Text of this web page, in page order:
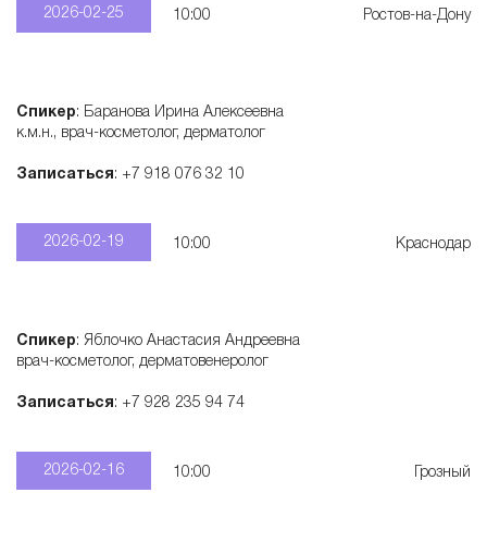
2026-02-25 10:00 Ростов-на-Дону
Спикер: Баранова Ирина Алексеевна
к.м.н., врач-косметолог, дерматолог
Записаться: +7 918 076 32 10
2026-02-19 10:00 Краснодар
Спикер: Яблочко Анастасия Андреевна
врач-косметолог, дерматовенеролог
Записаться: +7 928 235 94 74
2026-02-16 10:00 Грозный